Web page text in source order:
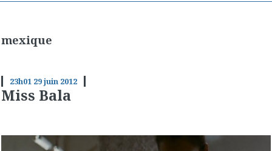
mexique
23h01 29juin 2012
Miss Bala